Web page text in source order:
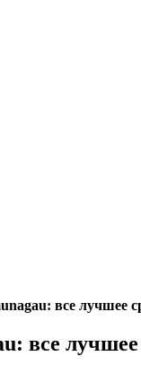
все лучшее
все лучшее